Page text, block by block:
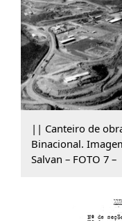
|| Canteiro de
Binacional.
Salvan – FOTO 7 –